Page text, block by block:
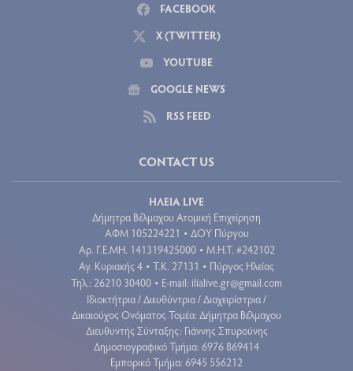
FACEBOOK
X (TWITTER)
YOUTUBE
GOOGLE NEWS
RSS FEED
CONTACT US
ΗΛΕΙΑ LIVE
Δήμητρα Βέλμαχου Ατομική Επιχείρηση
ΑΦΜ 105224221 • ΔΟΥ Πύργου
Aρ. Γ.Ε.ΜΗ. 141319425000 • Μ.Η.Τ. #242102
Αγ. Κυριακής 4 • Τ.Κ. 27131 • Πύργος Ηλείας
Τηλ.: 26210 30400 • E-mail: ilialive.gr@gmail.com
Ιδιοκτήτρια / Διευθύντρια / Διαχειρίστρια /
Δικαιούχος Ονόματος Τομέα: Δήμητρα Βέλμαχου
Διευθυντής Σύνταξης: Γιάννης Σπυρούνης
Δημοσιογραφικό Τμήμα: 6976 869414
Εμπορικό Τμήμα: 6945 556212